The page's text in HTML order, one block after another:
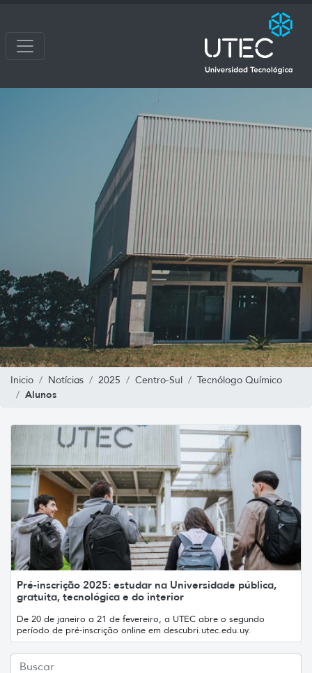
Inicio Notícias 2025 Centro-Sul Tecnólogo Químico
Alunos
Pré-inscrição 2025: estudar na Universidade pública,
gratuita, tecnológica e do interior
De 20 de janeiro a 21 de fevereiro, a UTEC abre o segundo
período de pré-inscrição online em descubri.utec.edu.uy.